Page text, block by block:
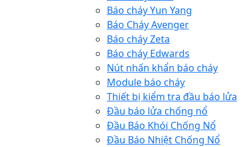
Báo cháy Yun Yang
Báo Cháy Avenger
Báo cháy Zeta
Báo cháy Edwards
Nút nhấn khẩn báo cháy
Module báo cháy
Thiết bị kiểm tra đầu báo lửa
Đầu báo lửa chống nổ
Đầu Báo Khói Chống Nổ
Đầu Báo Nhiệt Chống Nổ